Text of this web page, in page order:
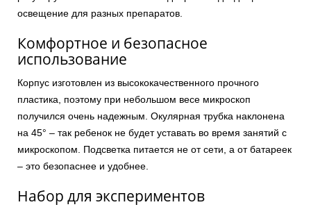
освещение для разных препаратов.
Комфортное и безопасное
использование
Корпус изготовлен из высококачественного прочного
пластика, поэтому при небольшом весе микроскоп
получился очень надежным. Окулярная трубка наклонена
на 45° – так ребенок не будет уставать во время занятий с
микроскопом. Подсветка питается не от сети, а от батареек
– это безопаснее и удобнее.
Набор для экспериментов